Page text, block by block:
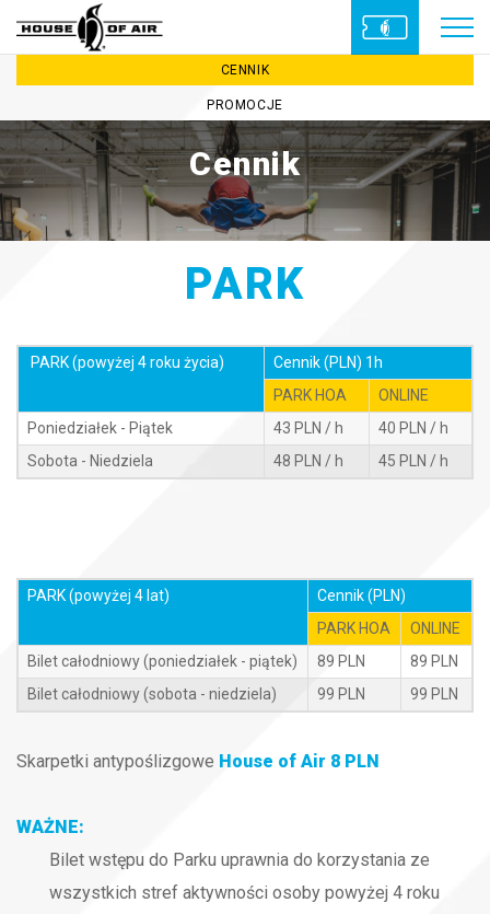
CENNIK
PROMOCJE
Cennik
PARK
PARK (powyżej 4 roku życia)
Cennik (PLN) 1h
PARK HOA
ONLINE
Poniedziałek - Piątek
43 PLN / h
40 PLN / h
Sobota - Niedziela
48 PLN / h 45 PLN / h
PARK (powyżej 4 lat)
Cennik (PLN)
PARK HOA
ONLINE
Bilet całodniowy (poniedziałek - piątek)
89 PLN
89 PLN
Bilet całodniowy (sobota - niedziela)
99 PLN 99 PLN
Skarpetki antypoślizgowe House of Air 8 PLN
WAŻNE:
Bilet wstępu do Parku uprawnia do korzystania ze
wszystkich stref aktywności osoby powyżej 4 roku